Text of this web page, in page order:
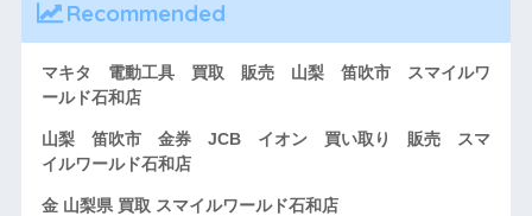
Recommended
マキタ 電動工具 買取 販売 山梨 笛吹市 スマイルワ
ールド石和店
山梨 笛吹市 金券 JCB イオン 買い取り 販売 スマ
イルワールド石和店
金 山梨県 買取 スマイルワールド石和店